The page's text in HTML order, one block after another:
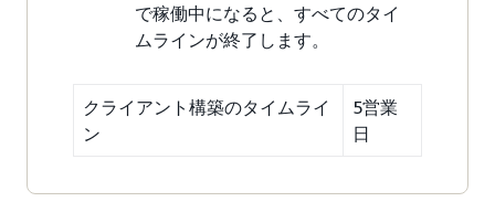
で稼働中になると、すべてのタイ
ムラインが終了します。
クライアント構築のタイムライ
ン
5営業
日